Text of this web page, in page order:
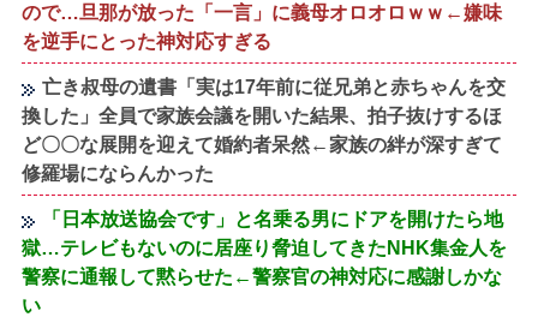
ので…旦那が放った「一言」に義母オロオロｗｗ←嫌味
を逆手にとった神対応すぎる
亡き叔母の遺書「実は17年前に従兄弟と赤ちゃんを交
換した」全員で家族会議を開いた結果、拍子抜けするほ
ど〇〇な展開を迎えて婚約者呆然←家族の絆が深すぎて
修羅場にならんかった
「日本放送協会です」と名乗る男にドアを開けたら地
獄…テレビもないのに居座り脅迫してきたNHK集金人を
警察に通報して黙らせた←警察官の神対応に感謝しかな
い